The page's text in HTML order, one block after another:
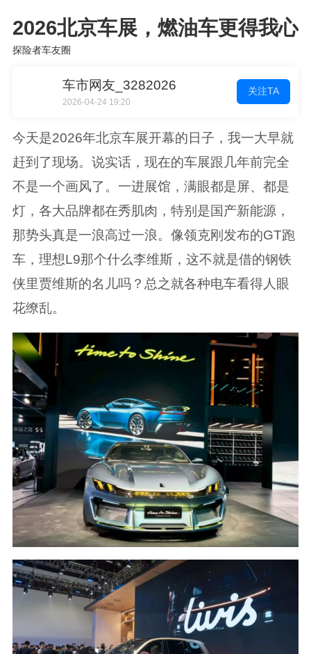
2026北京车展，燃油车更得我心
探险者车友圈
车市网友_3282026
2026-04-24 19:20
关注TA
今天是2026年北京车展开幕的日子，我一大早就
赶到了现场。说实话，现在的车展跟几年前完全
不是一个画风了。一进展馆，满眼都是屏、都是
灯，各大品牌都在秀肌肉，特别是国产新能源，
那势头真是一浪高过一浪。像领克刚发布的GT跑
车，理想L9那个什么李维斯，这不就是借的钢铁
侠里贾维斯的名儿吗？总之就各种电车看得人眼
花缭乱。